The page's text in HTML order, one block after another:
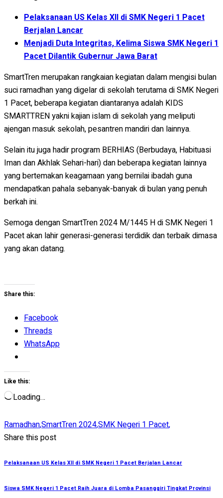
Pelaksanaan US Kelas XII di SMK Negeri 1 Pacet
Berjalan Lancar
Menjadi Duta Integritas, Kelima Siswa SMK Negeri 1
Pacet Dilantik Gubernur Jawa Barat
SmartTren merupakan rangkaian kegiatan dalam mengisi bulan
suci ramadhan yang digelar di sekolah terutama di SMK Negeri
1 Pacet, beberapa kegiatan diantaranya adalah KIDS
SMARTTREN yakni kajian islam di sekolah yang meliputi
ajengan masuk sekolah, pesantren mandiri dan lainnya.
Selain itu juga hadir program BERHIAS (Berbudaya, Habituasi
Iman dan Akhlak Sehari-hari) dan beberapa kegiatan lainnya
yang bertemakan keagamaan yang bernilai ibadah guna
mendapatkan pahala sebanyak-banyak di bulan yang penuh
berkah ini.
Semoga dengan SmartTren 2024 M/1445 H di SMK Negeri 1
Pacet akan lahir generasi-generasi terdidik dan terbaik dimasa
yang akan datang.
Share this:
Facebook
Threads
WhatsApp
Like this:
Loading…
Ramadhan,SmartTren 2024,SMK Negeri 1 Pacet,
Share this post
Pelaksanaan US Kelas XII di SMK Negeri 1 Pacet Berjalan Lancar
Siswa SMK Negeri 1 Pacet Raih Juara di Lomba Pasanggiri Tingkat Provinsi